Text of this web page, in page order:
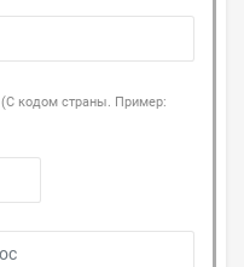
(С кодом страны. Пример: